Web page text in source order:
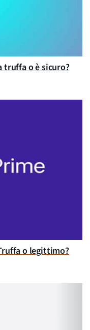
truffa o è sicuro?
o legittimo?